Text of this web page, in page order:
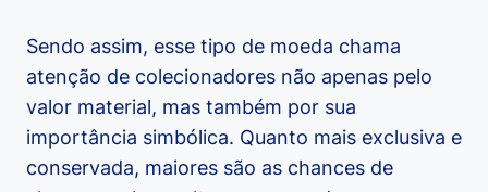
Sendo assim, esse tipo de moeda chama
atenção de colecionadores não apenas pelo
valor material, mas também por sua
importância simbólica. Quanto mais exclusiva e
conservada, maiores são as chances de